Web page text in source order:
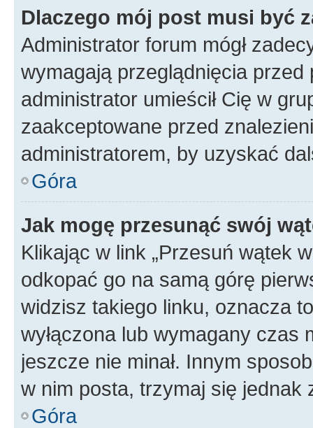
Dlaczego mój post musi być
Administrator forum mógł
wymagają przeglądnięcia
administrator umieścił Cię w
zaakceptowane przed
administratorem, by uzyskać
Góra
Jak mogę przesunąć swój
Klikając w link „Przesuń wątek
odkopać go na samą górę
widzisz takiego linku, oznacza
wyłączona lub wymagany czas
jeszcze nie minał. Innym
w nim posta, trzymaj się jednak
Góra